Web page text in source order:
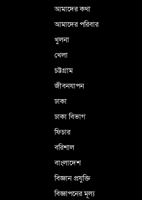
আমাদের কথা
আমাদের পরিবার
খুলনা
খেলা
চট্টগ্রাম
জীবনযাপন
ঢাকা
ঢাকা বিভাগ
ফিচার
বরিশাল
বাংলাদেশ
বিজ্ঞান প্রযুক্তি
বিজ্ঞাপনের মূল্য